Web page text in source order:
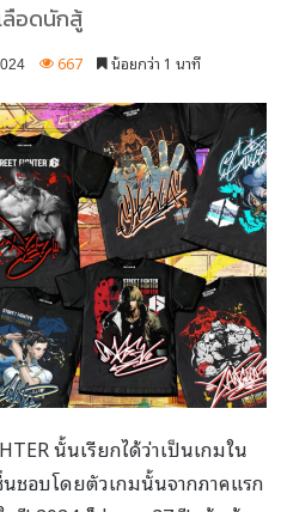
ลือดนักสู้
667 น้อยกว่า 1 นาที
นั้นเรียกได้ว่าเป็นเกมใน
ชอบโดยตัวเกมนั้นจากภาคแรก